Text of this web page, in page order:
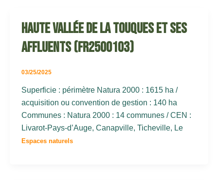
Haute vallée de la Touques et ses
affluents (FR2500103)
03/25/2025
Superficie : périmètre Natura 2000 : 1615 ha /
acquisition ou convention de gestion : 140 ha
Communes : Natura 2000 : 14 communes / CEN :
Livarot-Pays-d’Auge, Canapville, Ticheville, Le
Espaces naturels